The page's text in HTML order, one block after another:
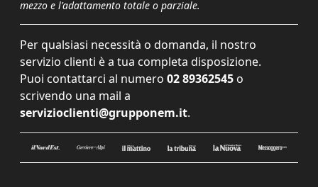
mezzo e l'adattamento totale o parziale.
Per qualsiasi necessità o domanda, il nostro
servizio clienti è a tua completa disposizione.
Puoi contattarci al numero 02 89362545 o
scrivendo una mail a
servizioclienti@grupponem.it.